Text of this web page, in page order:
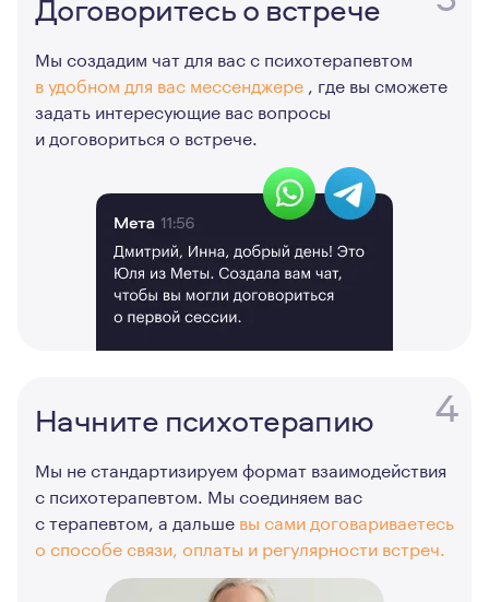
Договоритесь о встрече
Мы создадим чат для вас с психотерапевтом
в удобном для вас мессенджере , где вы сможете
задать интересующие вас вопросы
и договориться о встрече.
4
Начните психотерапию
Мы не стандартизируем формат взаимодействия
с психотерапевтом. Мы соединяем вас
с терапевтом, а дальше вы сами договариваетесь
о способе связи, оплаты и регулярности встреч.